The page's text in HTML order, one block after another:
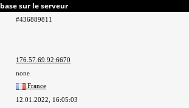
sur le serveur
#436889811
176.57.69.92:6670
none
France
12.01.2022, 16:05:03